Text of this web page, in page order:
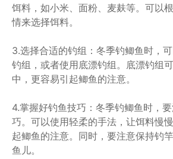
饵料，如小米、面粉、麦麸等。可以
情来选择饵料。
3.选择合适的钓组：冬季钓鲫鱼时，
钓组，或者使用底漂钓组。底漂钓组
中，更容易引起鲫鱼的注意。
4.掌握好钓鱼技巧：冬季钓鲫鱼时，
巧。可以使用轻柔的手法，让饵料慢
起鲫鱼的注意。同时，要注意保持钓
鱼儿。